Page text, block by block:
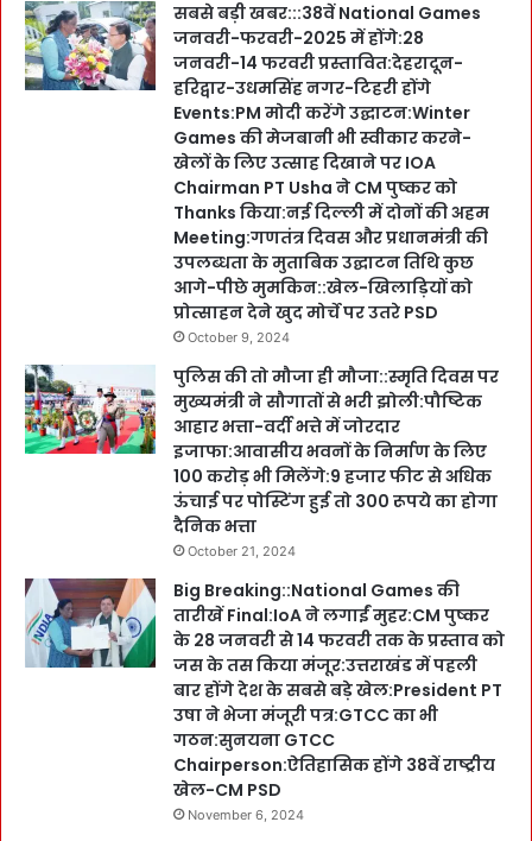
सबसे बड़ी खबर:::38वें National Games
जनवरी-फरवरी-2025 में होंगे:28
जनवरी-14 फरवरी प्रस्तावित:देहरादून-
हरिद्वार-उधमसिंह नगर-टिहरी होंगे
Events:PM मोदी करेंगे उद्घाटन:Winter
Games की मेजबानी भी स्वीकार करने-
खेलों के लिए उत्साह दिखाने पर IOA
Chairman PT Usha ने CM पुष्कर को
Thanks किया:नई दिल्ली में दोनों की अहम
Meeting:गणतंत्र दिवस और प्रधानमंत्री की
उपलब्धता के मुताबिक उद्घाटन तिथि कुछ
आगे-पीछे मुमकिन::खेल-खिलाड़ियों को
प्रोत्साहन देने खुद मोर्चे पर उतरे PSD
October 9, 2024
पुलिस की तो मौजा ही मौजा::स्मृति दिवस पर
मुख्यमंत्री ने सौगातों से भरी झोली:पौष्टिक
आहार भत्ता-वर्दी भत्ते में जोरदार
इजाफा:आवासीय भवनों के निर्माण के लिए
100 करोड़ भी मिलेंगे:9 हजार फीट से अधिक
ऊंचाई पर पोस्टिंग हुई तो 300 रूपये का होगा
दैनिक भत्ता
October 21, 2024
Big Breaking::National Games की
तारीखें Final:IoA ने लगाईं मुहर:CM पुष्कर
के 28 जनवरी से 14 फरवरी तक के प्रस्ताव को
जस के तस किया मंजूर:उत्तराखंड में पहली
बार होंगे देश के सबसे बड़े खेल:President PT
उषा ने भेजा मंजूरी पत्र:GTCC का भी
गठन:सुनयना GTCC
Chairperson:ऐतिहासिक होंगे 38वें राष्ट्रीय
खेल-CM PSD
November 6, 2024